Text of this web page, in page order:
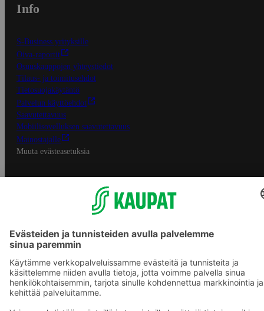
Info
S-Business yrityksille
Oiva-raportit
Osuuskauppojen yhteystiedot
Tilaus- ja toimitusehdot
Tietosuojakäytäntö
Palvelun käyttöehdot
Saavutettavuus
Mobiilisovelluksen saavutettavuus
Mainostajalle
Muuta evästeasetuksia
S-ryhmän palvelut
S-ryhmä
Asiakasomistajuus
S-ostoslista -sovellus
Prisma.fi
Sokos.fi
S-Pankki